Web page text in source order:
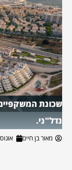
שכונת
נדל"ני.
מאור בן חיים אוגוסט 5,